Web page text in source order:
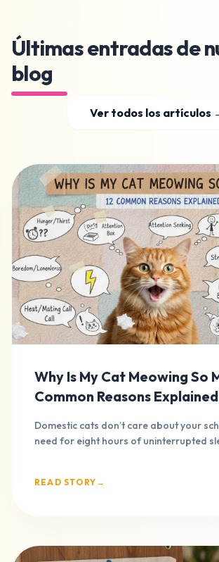
Últimas entradas de
blog
Ver todos los artículos
Why Is My Cat Meowing So
Common Reasons Explained
Domestic cats don’t care about your
need for eight hours of uninterrupted
READ STORY →